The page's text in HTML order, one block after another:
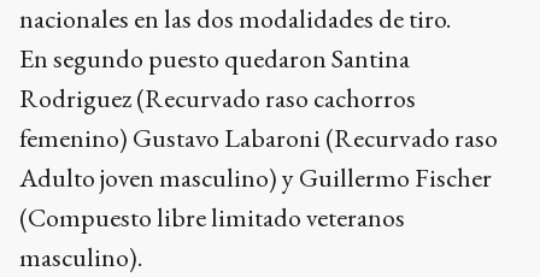
nacionales en las dos modalidades de tiro.
En segundo puesto quedaron Santina
Rodriguez (Recurvado raso cachorros
femenino) Gustavo Labaroni (Recurvado raso
Adulto joven masculino) y Guillermo Fischer
(Compuesto libre limitado veteranos
masculino).